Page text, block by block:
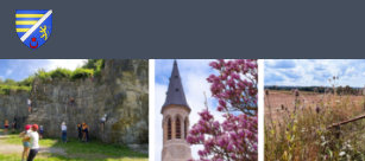
Au dessous du contenu